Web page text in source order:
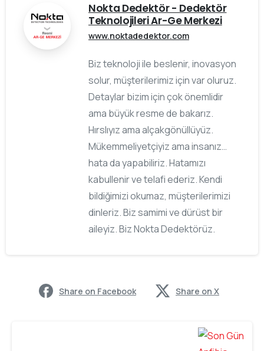
Nokta Dedektör - Dedektör
Teknolojileri Ar-Ge Merkezi
www.noktadedektor.com
Biz teknoloji ile beslenir, inovasyon
solur, müşterilerimiz için var oluruz.
Detaylar bizim için çok önemlidir
ama büyük resme de bakarız.
Hırslıyız ama alçakgönüllüyüz.
Mükemmeliyetçiyiz ama insanız…
hata da yapabiliriz. Hatamızı
kabullenir ve telafi ederiz. Kendi
bildiğimizi okumaz, müşterilerimizi
dinleriz. Biz samimi ve dürüst bir
aileyiz. Biz Nokta Dedektörüz.
Share on Facebook Share on X